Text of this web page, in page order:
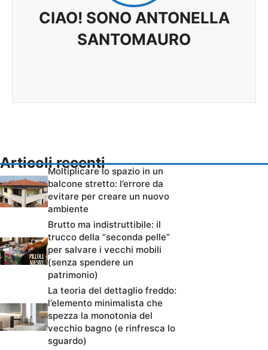
CIAO! SONO ANTONELLA
SANTOMAURO
Articoli recenti
Moltiplicare lo spazio in un
balcone stretto: l’errore da
evitare per creare un nuovo
ambiente
Brutto ma indistruttibile: il
trucco della “seconda pelle”
per salvare i vecchi mobili
(senza spendere un
patrimonio)
La teoria del dettaglio freddo:
l’elemento minimalista che
spezza la monotonia del
vecchio bagno (e rinfresca lo
sguardo)